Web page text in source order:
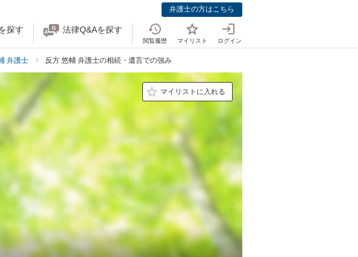
弁護士の方はこちら
探す 法律Q&Aを探す
閲覧履歴 マイリスト ログイン
弁護士 反方 悠輔 弁護士の相続・遺言での強み
マイリストに入れる